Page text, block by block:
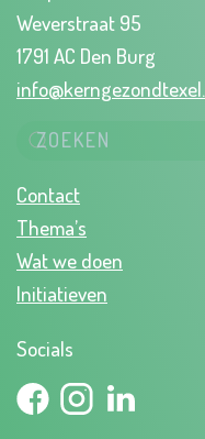
Weverstraat 95
1791 AC Den Burg
Contact
Thema’s
Wat we doen
Initiatieven
Socials